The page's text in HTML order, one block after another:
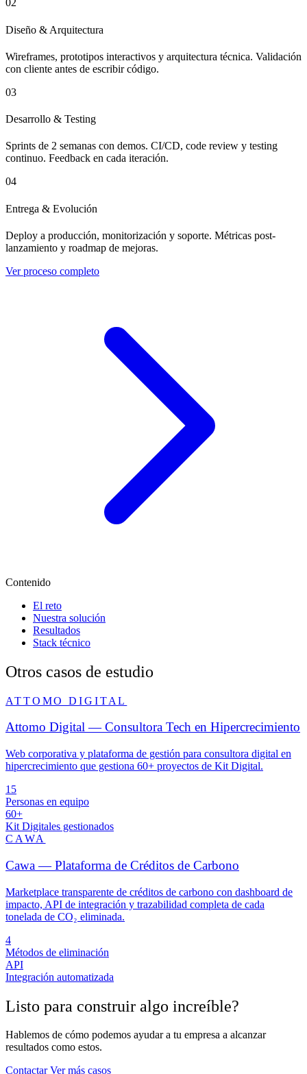
02
Diseño & Arquitectura
Wireframes, prototipos interactivos y arquitectura técnica. Validación
con cliente antes de escribir código.
03
Desarrollo & Testing
Sprints de 2 semanas con demos. CI/CD, code review y testing
continuo. Feedback en cada iteración.
04
Entrega & Evolución
Deploy a producción, monitorización y soporte. Métricas post-
lanzamiento y roadmap de mejoras.
Ver proceso completo
Contenido
El reto
Nuestra solución
Resultados
Stack técnico
Otros casos de estudio
ATTOMO DIGITAL
Attomo Digital — Consultora Tech en Hipercrecimiento
Web corporativa y plataforma de gestión para consultora digital en
hipercrecimiento que gestiona 60+ proyectos de Kit Digital.
15
Personas en equipo
60+
Kit Digitales gestionados
CAWA
Cawa — Plataforma de Créditos de Carbono
Marketplace transparente de créditos de carbono con dashboard de
impacto, API de integración y trazabilidad completa de cada
tonelada de CO₂ eliminada.
4
Métodos de eliminación
API
Integración automatizada
Listo para construir algo increíble?
Hablemos de cómo podemos ayudar a tu empresa a alcanzar
resultados como estos.
ContactarVer más casos